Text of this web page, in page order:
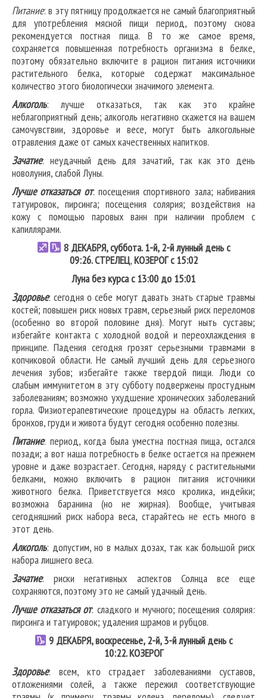
Питание: в эту пятницу продолжается не самый благоприятный
для употребления мясной пищи период, поэтому снова
рекомендуется постная пища. В то же самое время,
сохраняется повышенная потребность организма в белке,
поэтому обязательно включите в рацион питания источники
растительного белка, которые содержат максимальное
количество этого биологически значимого элемента.
Алкоголь: лучше отказаться, так как это крайне
неблагоприятный день; алкоголь негативно скажется на вашем
самочувствии, здоровье и весе, могут быть алкогольные
отравления даже от самых качественных напитков.
Зачатие: неудачный день для зачатий, так как это день
новолуния, слабой Луны.
Лучше отказаться от: посещения спортивного зала; набивания
татуировок, пирсинга; посещения солярия; воздействия на
кожу с помощью паровых ванн при наличии проблем с
капиллярами.
8 ДЕКАБРЯ, суббота. 1-й, 2-й лунный день с
09:26.СТРЕЛЕЦ,КОЗЕРОГс 15:02
Луна без курса с 13:00 до 15:01
Здоровье: сегодня о себе могут давать знать старые травмы
костей; повышен риск новых травм, серьезный риск переломов
(особенно во второй половине дня). Могут ныть суставы;
избегайте контакта с холодной водой и переохлаждения в
принципе. Падения сегодня грозят серьезными травмами в
копчиковой области. Не самый лучший день для серьезного
лечения зубов; избегайте также твердой пищи. Люди со
слабым иммунитетом в эту субботу подвержены простудным
заболеваниям; возможно ухудшение хронических заболеваний
горла. Физиотерапевтические процедуры на область легких,
бронхов, груди и живота будут сегодня особенно полезны.
Питание: период, когда была уместна постная пища, остался
позади; а вот наша потребность в белке остается на прежнем
уровне и даже возрастает. Сегодня, наряду с растительными
белками, можно включить в рацион питания источники
животного белка. Приветствуется мясо кролика, индейки;
возможна баранина (но не жирная). Вообще, учитывая
сегодняшний риск набора веса, старайтесь не есть много в
этот день.
Алкоголь: допустим, но в малых дозах, так как большой риск
набора лишнего веса.
Зачатие: риски негативных аспектов Солнца все еще
сохраняются, поэтому это не самый удачный день.
Лучше отказаться от: сладкого и мучного; посещения солярия:
пирсинга и татуировок; удаления шрамов и рубцов.
9 ДЕКАБРЯ, воскресенье, 2-й, 3-й лунный день с
10:22.КОЗЕРОГ
Здоровье: всем, кто страдает заболеваниями суставов,
отложениями солей, а также пережил соответствующие